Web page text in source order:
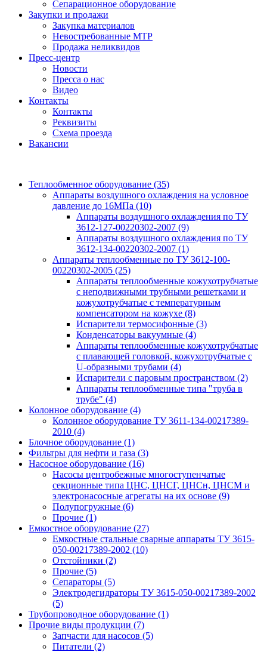
Сепарационное оборудование
Закупки и продажи
Закупка материалов
Невостребованные МТР
Продажа неликвидов
Пресс-центр
Новости
Пресса о нас
Видео
Контакты
Контакты
Реквизиты
Схема проезда
Вакансии
Теплообменное оборудование (35)
Аппараты воздушного охлаждения на условное
давление до 16МПа (10)
Аппараты воздушного охлаждения по ТУ
3612-127-00220302-2007 (9)
Аппараты воздушного охлаждения по ТУ
3612-134-00220302-2007 (1)
Аппараты теплообменные по ТУ 3612-100-
00220302-2005 (25)
Аппараты теплообменные кожухотрубчатые
с неподвижными трубными решетками и
кожухотрубчатые с температурным
компенсатором на кожухе (8)
Испарители термосифонные (3)
Конденсаторы вакуумные (4)
Аппараты теплообменные кожухотрубчатые
с плавающей головкой, кожухотрубчатые с
U-образными трубами (4)
Испарители с паровым пространством (2)
Аппараты теплообменные типа "труба в
трубе" (4)
Колонное оборудование (4)
Колонное оборудование ТУ 3611-134-00217389-
2010 (4)
Блочное оборудование (1)
Фильтры для нефти и газа (3)
Насосное оборудование (16)
Насосы центробежные многоступенчатые
секционные типа ЦНС, ЦНСГ, ЦНСн, ЦНСМ и
электронасосные агрегаты на их основе (9)
Полупогружные (6)
Прочие (1)
Емкостное оборудование (27)
Емкостные стальные сварные аппараты ТУ 3615-
050-00217389-2002 (10)
Отстойники (2)
Прочие (5)
Сепараторы (5)
Электродегидраторы ТУ 3615-050-00217389-2002
(5)
Трубопроводное оборудование (1)
Прочие виды продукции (7)
Запчасти для насосов (5)
Питатели (2)